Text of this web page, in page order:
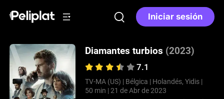
Iniciar sesión
Diamantes turbios (2023)
7.1
TV-MA (US) | Bélgica | Holandés, Yidis |
50 min | 21 de Abr de 2023